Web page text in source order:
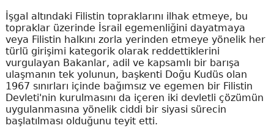
İşgal altındaki Filistin topraklarını ilhak etmeye, bu
topraklar üzerinde İsrail egemenliğini dayatmaya
veya Filistin halkını zorla yerinden etmeye yönelik her
türlü girişimi kategorik olarak reddettiklerini
vurgulayan Bakanlar, adil ve kapsamlı bir barışa
ulaşmanın tek yolunun, başkenti Doğu Kudüs olan
1967 sınırları içinde bağımsız ve egemen bir Filistin
Devleti'nin kurulmasını da içeren iki devletli çözümün
uygulanmasına yönelik ciddi bir siyasi sürecin
başlatılması olduğunu teyit etti.